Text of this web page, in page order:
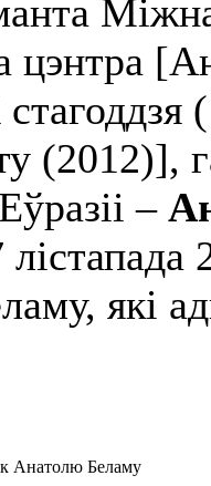
цэнтра
(2012)],
–
які
Анатолю Беламу